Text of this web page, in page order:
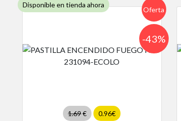
Disponible en tienda ahora
Oferta
1.69€ 0.96€
-43%